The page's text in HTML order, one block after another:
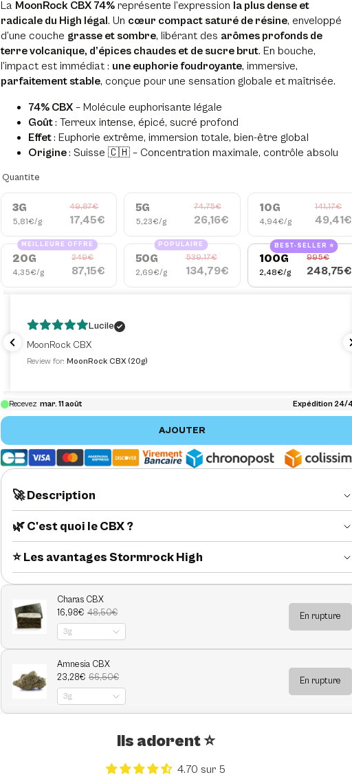
La MoonRock CBX 74% représente l’expression la plus dense et
radicale du High légal. Un cœur compact saturé de résine, enveloppé
d’une couche grasse et sombre, libérant des arômes profonds de
terre volcanique, d’épices chaudes et de sucre brut. En bouche,
l’impact est immédiat : une euphorie foudroyante, immersive,
parfaitement stable, conçue pour une sensation globale et maîtrisée.
74% CBX – Molécule euphorisante légale
Goût: Terreux intense, épicé, sucré profond
Effet: Euphorie extrême, immersion totale, bien-être global
Origine: Suisse 🇨🇭 – Concentration maximale, contrôle absolu
Quantite
3G
5,81€/g
49,87€
17,45€
5G
5,23€/g
74,75€
26,16€
10G
4,94€/g
141,17€
49,41€
MEILLEURE OFFRE
20G
4,35€/g
249€
87,15€
POPULAIRE
50G
2,69€/g
539,17€
134,79€
BEST-SELLER ⭐️
100G
2,48€/g
995€
248,75€
Lucile
MoonRock CBX
Review for: MoonRock CBX (20g)
AJOUTER
🚀 Description
🌿 C'est quoi le CBX ?
⭐️ Les avantages Stormrock High
Ils adorent ⭐️
4.70 sur 5